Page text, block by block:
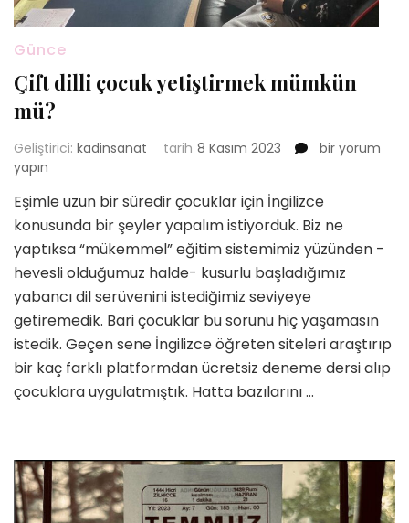
Günce
Çift dilli çocuk yetiştirmek mümkün
mü?
Geliştirici: kadinsanat tarih 8 Kasım 2023
Çift
yetiştirmek
mümkün
mü?
bir yorum
yapın
Eşimle uzun bir süredir çocuklar için İngilizce
konusunda bir şeyler yapalım istiyorduk. Biz ne
yaptıksa “mükemmel” eğitim sistemimiz yüzünden -
hevesli olduğumuz halde- kusurlu başladığımız
yabancı dil serüvenini istediğimiz seviyeye
getiremedik. Bari çocuklar bu sorunu hiç yaşamasın
istedik. Geçen sene İngilizce öğreten siteleri araştırıp
bir kaç farklı platformdan ücretsiz deneme dersi alıp
çocuklara uygulatmıştık. Hatta bazılarını …